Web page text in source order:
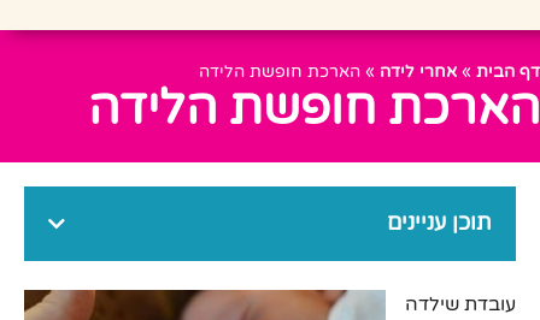
דף הבית » אחרי לידה » הארכת חופשת הלידה
הארכת חופשת הלידה
תוכן עניינים
עובדת שילדה